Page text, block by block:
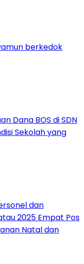
berkedok
Dana BOS di SDN
Sekolah yang
dan
2025 Empat Pos
Natal dan